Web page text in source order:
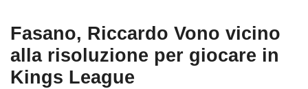
Fasano, Riccardo Vono vicino
alla risoluzione per giocare in
Kings League